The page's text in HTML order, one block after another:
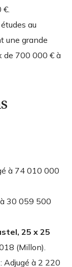
€.
au
une grande
de 700 000 € à
à 74 010 000
30 059 500
25 x 25
(Millon).
: Adjugé à 2 220